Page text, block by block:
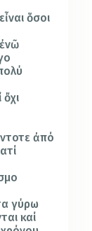
ἶναιὅσοι
ἐνῶ
ὄχι
ἀπό
γύρω
καί